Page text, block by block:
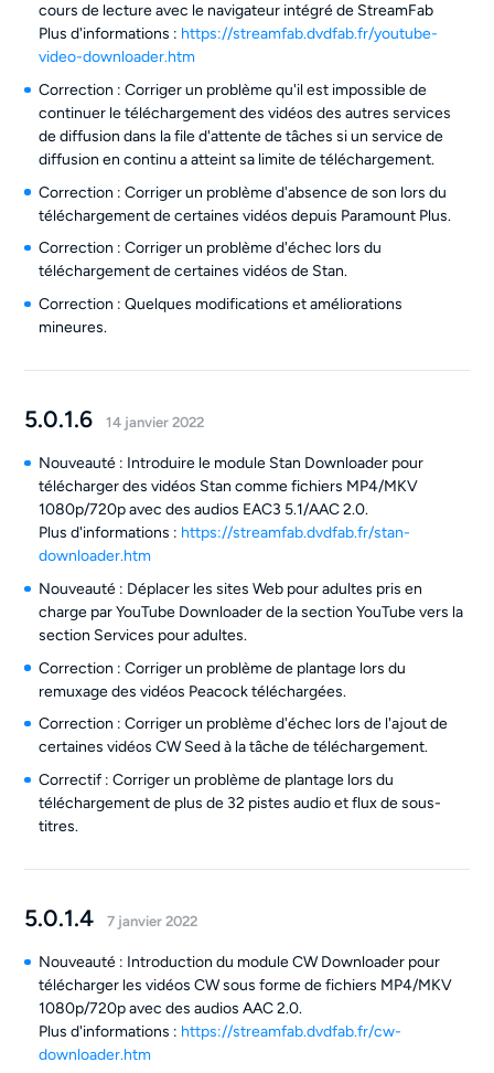
cours de lecture avec le navigateur intégré de StreamFab
Plus d'informations : https://streamfab.dvdfab.fr/youtube-
video-downloader.htm
Correction : Corriger un problème qu'il est impossible de
continuer le téléchargement des vidéos des autres services
de diffusion dans la file d'attente de tâches si un service de
diffusion en continu a atteint sa limite de téléchargement.
Correction : Corriger un problème d'absence de son lors du
téléchargement de certaines vidéos depuis Paramount Plus.
Correction : Corriger un problème d'échec lors du
téléchargement de certaines vidéos de Stan.
Correction : Quelques modifications et améliorations
mineures.
5.0.1.6 14 janvier 2022
Nouveauté : Introduire le module Stan Downloader pour
télécharger des vidéos Stan comme fichiers MP4/MKV
1080p/720p avec des audios EAC3 5.1/AAC 2.0.
Plus d'informations : https://streamfab.dvdfab.fr/stan-
downloader.htm
Nouveauté : Déplacer les sites Web pour adultes pris en
charge par YouTube Downloader de la section YouTube vers la
section Services pour adultes.
Correction : Corriger un problème de plantage lors du
remuxage des vidéos Peacock téléchargées.
Correction : Corriger un problème d'échec lors de l'ajout de
certaines vidéos CW Seed à la tâche de téléchargement.
Correctif : Corriger un problème de plantage lors du
téléchargement de plus de 32 pistes audio et flux de sous-
titres.
5.0.1.4 7 janvier 2022
Nouveauté : Introduction du module CW Downloader pour
télécharger les vidéos CW sous forme de fichiers MP4/MKV
1080p/720p avec des audios AAC 2.0.
Plus d'informations : https://streamfab.dvdfab.fr/cw-
downloader.htm